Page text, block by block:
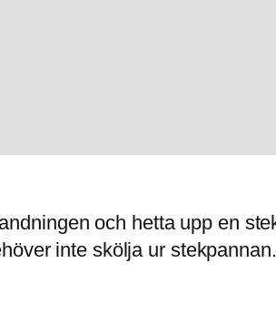
och hetta upp en
inte skölja ur stekpannan.